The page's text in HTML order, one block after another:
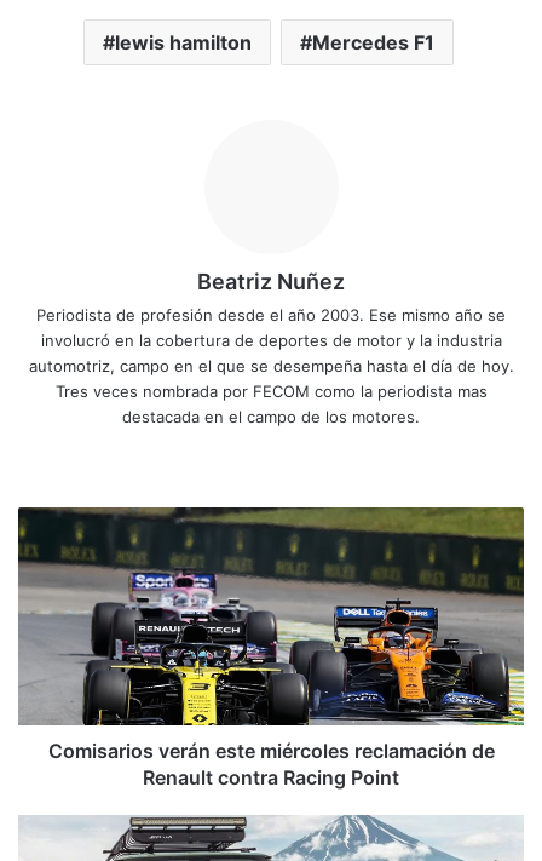
lewis hamilton Mercedes F1
Beatriz Nuñez
Periodista de profesión desde el año 2003. Ese mismo año se
involucró en la cobertura de deportes de motor y la industria
automotriz, campo en el que se desempeña hasta el día de hoy.
Tres veces nombrada por FECOM como la periodista mas
destacada en el campo de los motores.
Comisarios
verán
este
miércoles
reclamación
Racing
PointComisarios verán este miércoles reclamación de
Renault contra Racing Point